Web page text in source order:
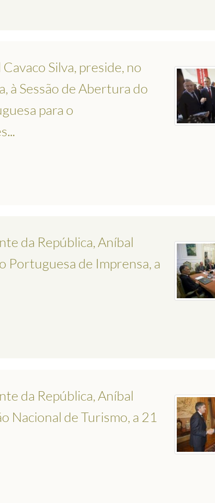
Silva, preside, no
à Sessão de Abertura do
para o
da República, Aníbal
Portuguesa de Imprensa, a
da República, Aníbal
Nacional de Turismo, a 21